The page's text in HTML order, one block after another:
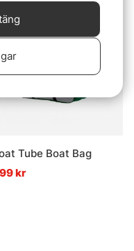
Tube Boat Bag
kr